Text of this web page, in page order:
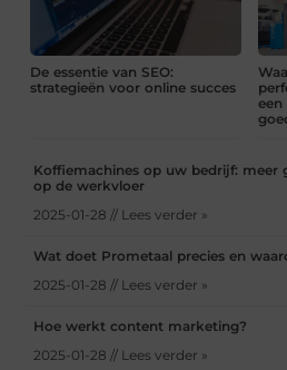
De essentie van SEO:
strategieën voor online succes
Koffiemachines op uw bedrijf: meer
op de werkvloer
2025-01-28 // Lees verder »
Wat doet Prometaal precies en
2025-01-28 // Lees verder »
Hoe werkt content marketing?
2025-01-28 // Lees verder »